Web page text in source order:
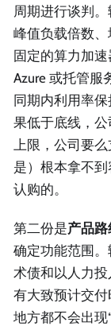
周期进行谈判
峰值负载倍数
固定的算力加速
Azure 或托管服
同期内利用率
果低于底线，
上限，公司要
是）根本拿不
认购的。
第二份是产品路
确定功能范围
术债和以人力
有大致预计交
地方都不会出现